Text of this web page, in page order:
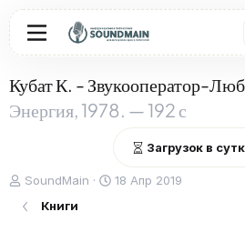
Кубат К. - Звукооператор-
Энергия, 1978. — 192 с
Загрузок в
А
т
SoundMain
Д
18 Апр 2019
Книги